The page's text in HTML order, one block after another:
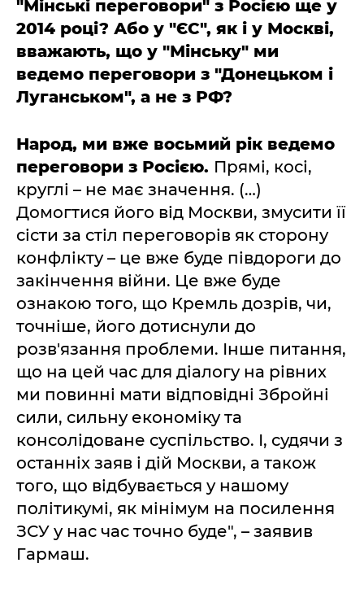
"Мінські переговори" з Росією ще у
2014 році? Або у "ЄС", як і у Москві,
вважають, що у "Мінську" ми
ведемо переговори з "Донецьком і
Луганськом", а не з РФ?
Народ, ми вже восьмий рік ведемо
переговори з Росією. Прямі, косі,
круглі – не має значення. (…)
Домогтися його від Москви, змусити її
сісти за стіл переговорів як сторону
конфлікту – це вже буде півдороги до
закінчення війни. Це вже буде
ознакою того, що Кремль дозрів, чи,
точніше, його дотиснули до
розв'язання проблеми. Інше питання,
що на цей час для діалогу на рівних
ми повинні мати відповідні Збройні
сили, сильну економіку та
консолідоване суспільство. І, судячи з
останніх заяв і дій Москви, а також
того, що відбувається у нашому
політикумі, як мінімум на посилення
ЗСУ у нас час точно буде", – заявив
Гармаш.